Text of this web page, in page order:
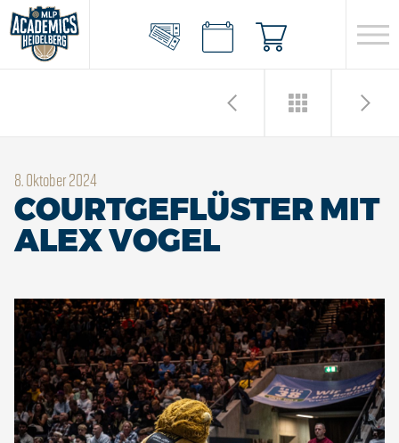
8. Oktober 2024
COURTGEFLÜSTER MIT
ALEX VOGEL